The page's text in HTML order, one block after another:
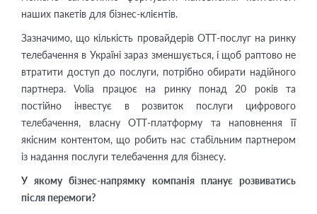
наших пакетів для бізнес-клієнтів.
Зазначимо, що кількість провайдерів ОТТ-послуг на ринку
телебачення в Україні зараз зменшується, і щоб раптово не
втратити доступ до послуги, потрібно обирати надійного
партнера. Volia працює на ринку понад 20 років та
постійно інвестує в розвиток послуги цифрового
телебачення, власну ОТТ-платформу та наповнення її
якісним контентом, що робить нас стабільним партнером
із надання послуги телебачення для бізнесу.
У якому бізнес-напрямку компанія планує розвиватись
після перемоги?